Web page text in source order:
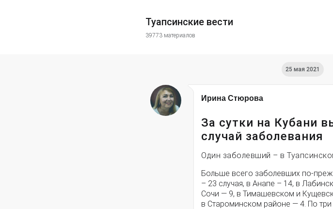
Туапсинские вести
39773 материалов
25 мая 2021
Ирина Стюрова
За сутки на Кубани
случай заболевания
Один заболевший – в
Больше всего заболевших по-
– 23 случая, в Анапе – 14, в
Сочи — 9, в Тимашевском и
в Староминском районе — 4. По